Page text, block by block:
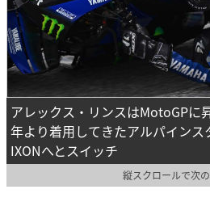
アレックス・リンスはMotoGPに
年より着用してきたアルパインス
IXONへとスイッチ
縦スクロールで次